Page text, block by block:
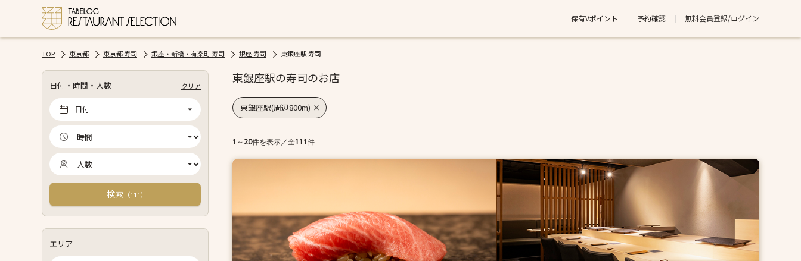
保有Vポイント 予約確認 無料会員登録/ログイン
TOP 東京都 東京都 寿司 銀座・新橋・有楽町 寿司 銀座 寿司 東銀座駅 寿司
日付・時間・人数 クリア
日付
検索 （111）
エリア
東銀座駅の寿司のお店
東銀座駅(周辺800m)
1 ～20件を表示／全111件